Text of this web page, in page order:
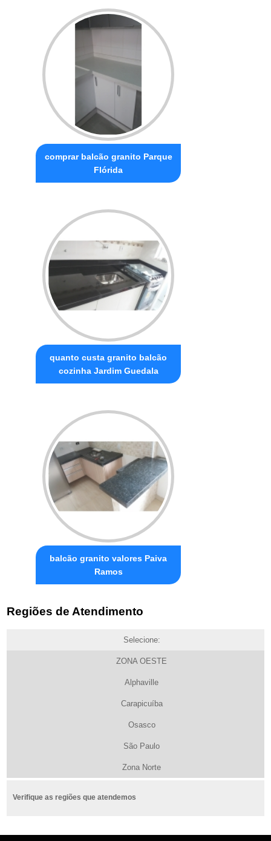
comprar balcão granito Parque
Flórida
quanto custa granito balcão
cozinha Jardim Guedala
balcão granito valores Paiva
Ramos
Regiões de Atendimento
Selecione:
ZONA OESTE
Alphaville
Carapicuíba
Osasco
São Paulo
Zona Norte
Verifique as regiões que atendemos